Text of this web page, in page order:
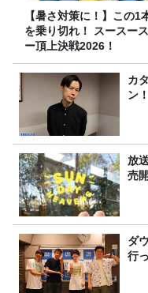
【暑さ対策に！】この1
を乗り切れ！ スースー
ー頂上決戦2026！
カ
ン！
放
売
ダ
行